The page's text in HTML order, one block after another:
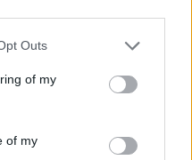
Outs
of my
of my
lányok körében a
is
fogtak a
mit kamuzott a